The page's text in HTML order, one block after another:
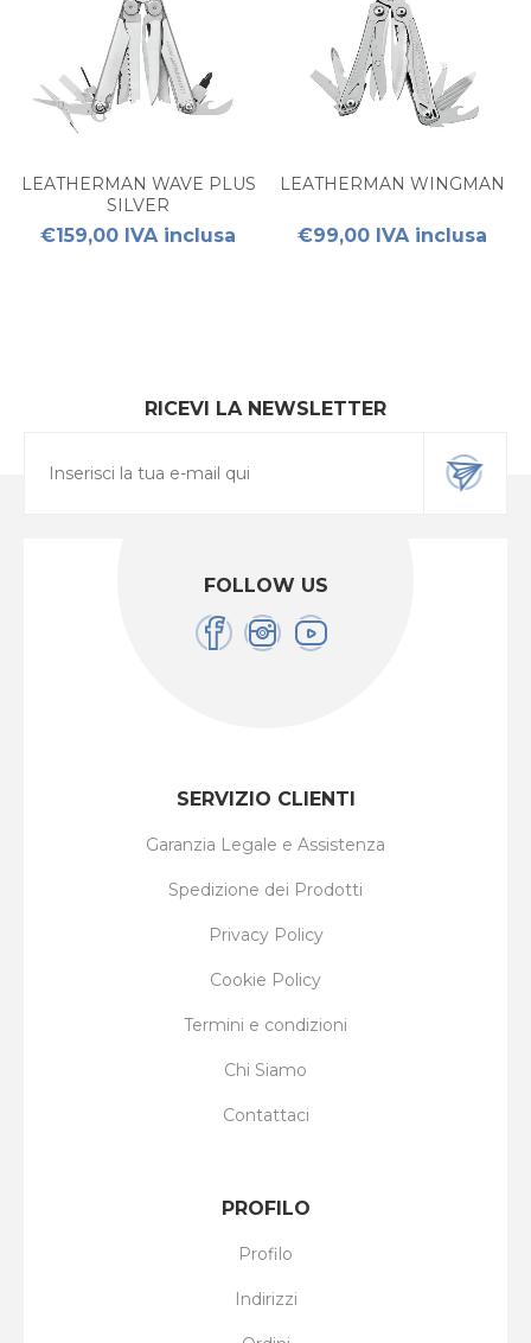
LEATHERMAN WAVE PLUS
SILVER
€159,00 IVA inclusa
LEATHERMAN WINGMAN
€99,00 IVA inclusa
RICEVI LA NEWSLETTER
FOLLOW US
SERVIZIO CLIENTI
Garanzia Legale e Assistenza
Spedizione dei Prodotti
Privacy Policy
Cookie Policy
Termini e condizioni
Chi Siamo
Contattaci
PROFILO
Profilo
Indirizzi